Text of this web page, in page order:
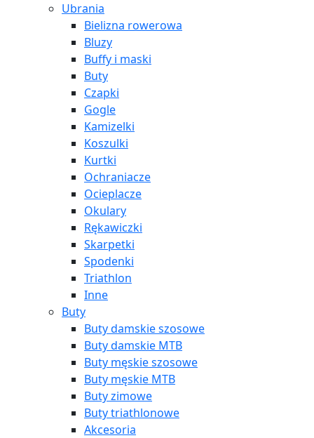
Ubrania
Bielizna rowerowa
Bluzy
Buffy i maski
Buty
Czapki
Gogle
Kamizelki
Koszulki
Kurtki
Ochraniacze
Ocieplacze
Okulary
Rękawiczki
Skarpetki
Spodenki
Triathlon
Inne
Buty
Buty damskie szosowe
Buty damskie MTB
Buty męskie szosowe
Buty męskie MTB
Buty zimowe
Buty triathlonowe
Akcesoria